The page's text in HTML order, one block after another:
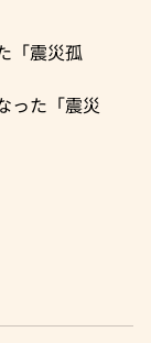
「震災孤
った「震災